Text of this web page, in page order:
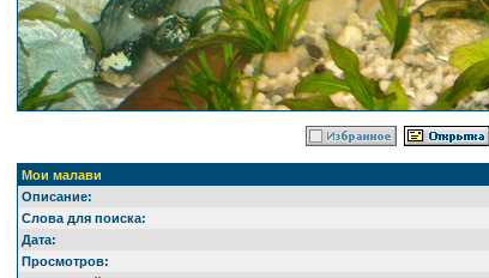
Мои малави
Описание:
Слова для поиска:
Дата:
Просмотров: